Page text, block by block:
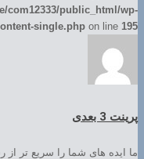
com12333/public_html/wp-
single.php on line 195
پرینت 3 بعدی
ما ایده های شما را سریع تر